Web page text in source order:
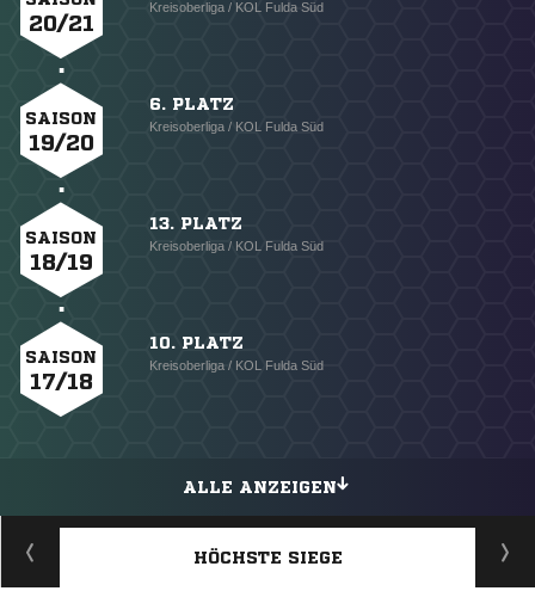
20/21
Kreisoberliga / KOL Fulda Süd
SAISON
19/20
6. PLATZ
Kreisoberliga / KOL Fulda Süd
SAISON
18/19
13. PLATZ
Kreisoberliga / KOL Fulda Süd
SAISON
17/18
10. PLATZ
Kreisoberliga / KOL Fulda Süd
ALLE ANZEIGEN
HÖCHSTE SIEGE